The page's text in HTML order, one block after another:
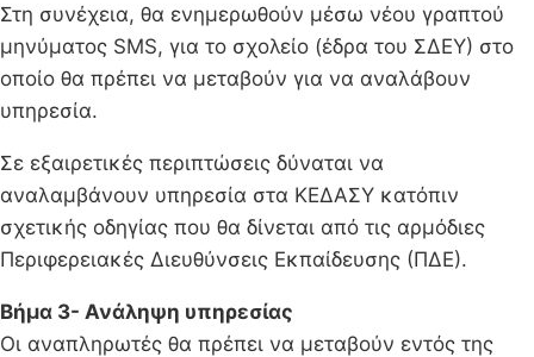
Στη συνέχεια, θα ενημερωθούν μέσω νέου γραπτού
μηνύματος SMS, για το σχολείο (έδρα του ΣΔΕΥ) στο
οποίο θα πρέπει να μεταβούν για να αναλάβουν
υπηρεσία.
Σε εξαιρετικές περιπτώσεις δύναται να
αναλαμβάνουν υπηρεσία στα ΚΕΔΑΣΥ κατόπιν
σχετικής οδηγίας που θα δίνεται από τις αρμόδιες
Περιφερειακές Διευθύνσεις Εκπαίδευσης (ΠΔΕ).
Βήμα 3- Ανάληψη υπηρεσίας
Οι αναπληρωτές θα πρέπει να μεταβούν εντός της